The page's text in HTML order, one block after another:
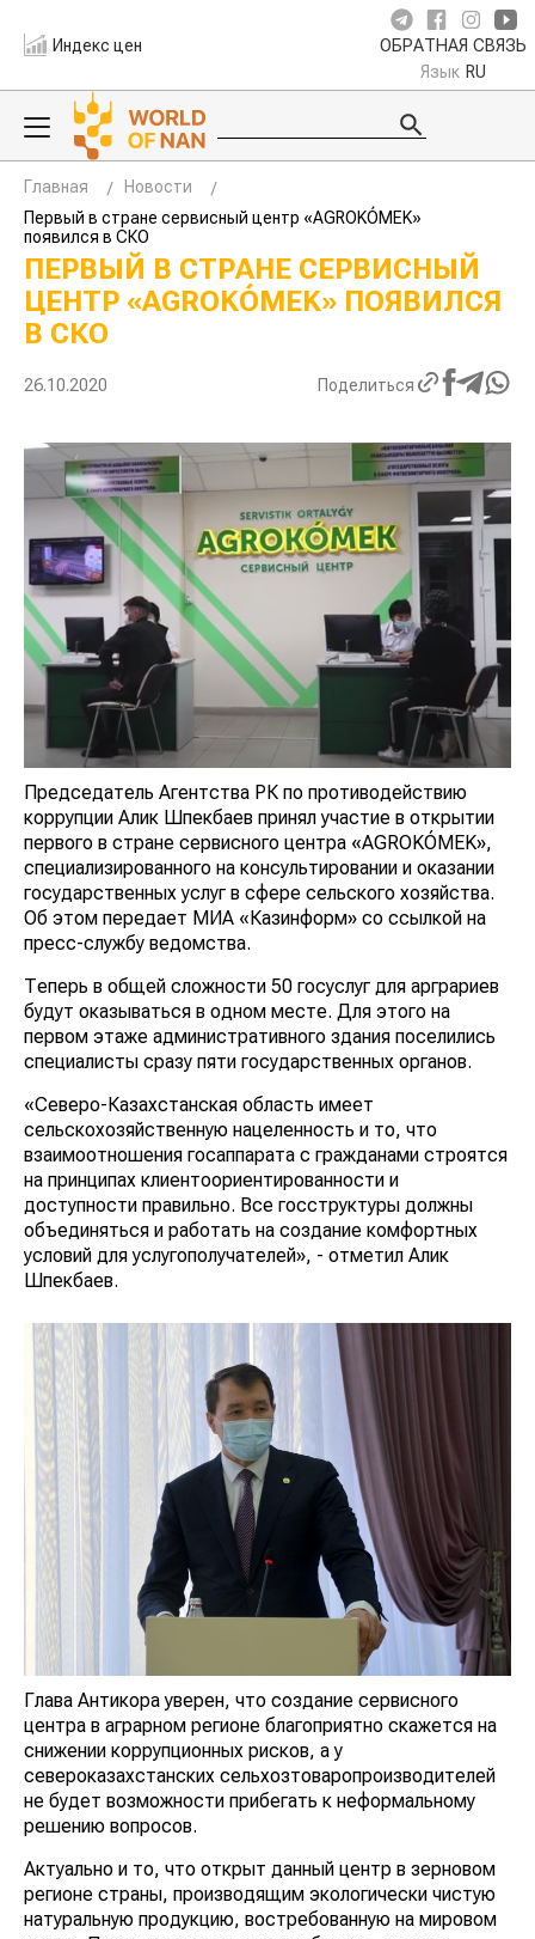
Индекс цен ОБРАТНАЯ СВЯЗЬ
Язык RU
Главная
Новости
Первый в стране сервисный центр «AGROKÓMEK»
появился в СКО
ПЕРВЫЙ В СТРАНЕ СЕРВИСНЫЙ
ЦЕНТР «AGROKÓMEK» ПОЯВИЛСЯ
В СКО
26.10.2020 Поделиться
Председатель Агентства РК по противодействию
коррупции Алик Шпекбаев принял участие в открытии
первого в стране сервисного центра «AGROKÓMEK»,
специализированного на консультировании и оказании
государственных услуг в сфере сельского хозяйства.
Об этом передает МИА «Казинформ» со ссылкой на
пресс-службу ведомства.
Теперь в общей сложности 50 госуслуг для арграриев
будут оказываться в одном месте. Для этого на
первом этаже административного здания поселились
специалисты сразу пяти государственных органов.
«Северо-Казахстанская область имеет
сельскохозяйственную нацеленность и то, что
взаимоотношения госаппарата с гражданами строятся
на принципах клиентоориентированности и
доступности правильно. Все госструктуры должны
объединяться и работать на создание комфортных
условий для услугополучателей», - отметил Алик
Шпекбаев.
Глава Антикора уверен, что создание сервисного
центра в аграрном регионе благоприятно скажется на
снижении коррупционных рисков, а у
североказахстанских сельхозтоваропроизводителей
не будет возможности прибегать к неформальному
решению вопросов.
Актуально и то, что открыт данный центр в зерновом
регионе страны, производящим экологически чистую
натуральную продукцию, востребованную на мировом